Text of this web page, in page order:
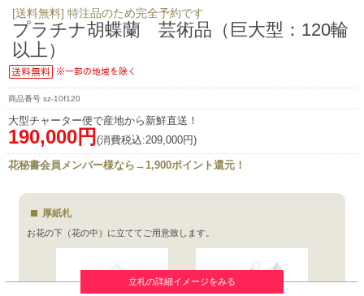
[送料無料] 特注品のため完全予約です
プラチナ胡蝶蘭 芸術品（巨大型：120輪
以上）
sz-10f120
大型チャーター便で産地から新鮮直送！
190,000円 (消費税込:209,000円)
花秘書会員メンバー様なら→1,900ポイント還元！
厚紙札
お花の下（花の中）に立ててご用意致します。
立札の詳細イメージをみる